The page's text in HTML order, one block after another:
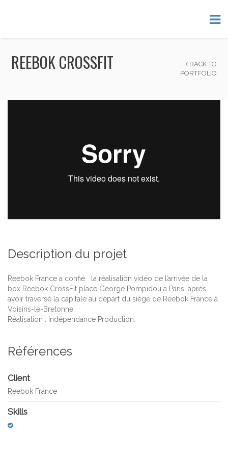
REEBOK CROSSFIT
BACK TO
PORTFOLIO
Description du projet
Reebok France a confié la réalisation vidéo de l’arrivée de la
box Reebok CrossFit place George Pompidou à Paris, après
avoir traversé la capitale au départ du siège de Reebok France à
Voisins-le-Bretonne
Réalisation : Indépendance Production.
Références
Client
Reebok France
Skills